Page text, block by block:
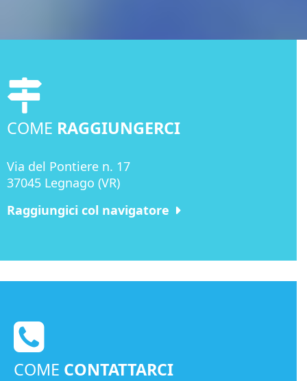
COME RAGGIUNGERCI
Via del Pontiere n. 17
37045 Legnago (VR)
Raggiungici col navigatore
COME CONTATTARCI